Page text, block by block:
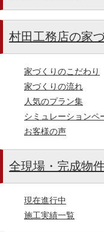
村田工務店の家
家づくりのこだわり
家づくりの流れ
人気のプラン集
シミュレーションペ
お客様の声
全現場・完成物
現在進行中
施工実績一覧